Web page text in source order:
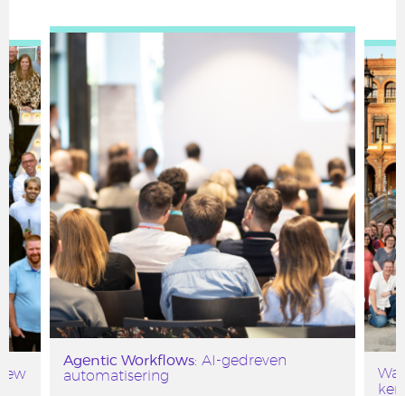
Agentic Workflows: AI-gedreven
automatisering